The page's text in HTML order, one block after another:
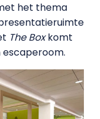
het thema
The Boxkomt
escaperoom.